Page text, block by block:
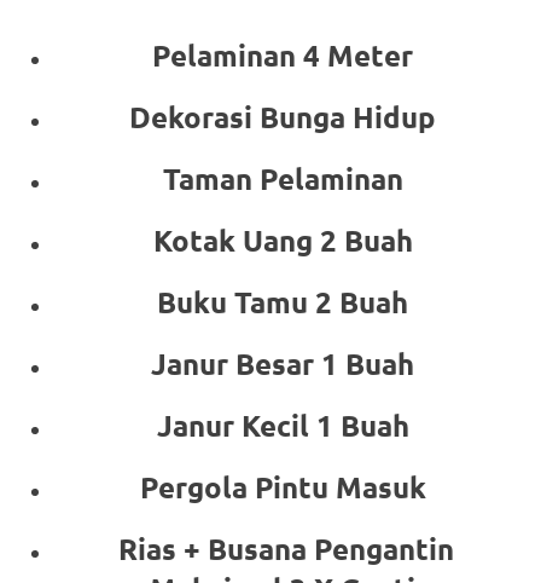
Pelaminan 4 Meter
Dekorasi Bunga Hidup
Taman Pelaminan
Kotak Uang 2 Buah
Buku Tamu 2 Buah
Janur Besar 1 Buah
Janur Kecil 1 Buah
Pergola Pintu Masuk
Rias + Busana Pengantin